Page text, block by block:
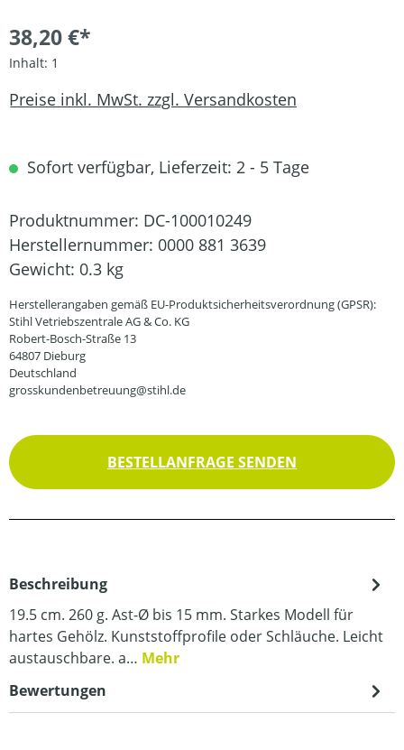
38,20 €*
Inhalt: 1
Preise inkl. MwSt. zzgl. Versandkosten
Sofort verfügbar, Lieferzeit: 2 - 5 Tage
Produktnummer: DC-100010249
Herstellernummer: 0000 881 3639
Gewicht: 0.3 kg
Herstellerangaben gemäß EU-Produktsicherheitsverordnung (GPSR):
Stihl Vetriebszentrale AG & Co. KG
Robert-Bosch-Straße 13
64807 Dieburg
Deutschland
grosskundenbetreuung@stihl.de
BESTELLANFRAGE SENDEN
Beschreibung
19.5 cm. 260 g. Ast-Ø bis 15 mm. Starkes Modell für
hartes Gehölz. Kunststoffprofile oder Schläuche. Leicht
austauschbare. a… Mehr
Bewertungen